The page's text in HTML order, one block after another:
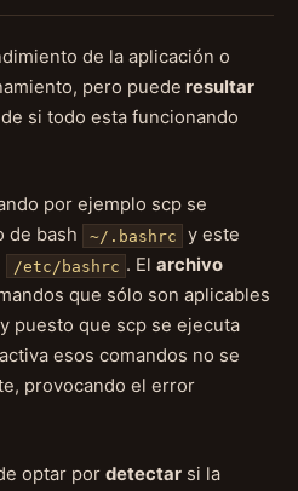
de la aplicación o
pero puede resultar
si todo esta funcionando
por ejemplo scp se
de bash
~/.bashrc
y este
/etc/bashrc . Elarchivo
que sólo son aplicables
puesto que scp se ejecuta
esos comandos no se
provocando el error
optar por detectar si la